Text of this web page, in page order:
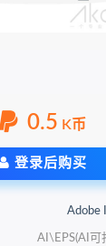
0.5 K币
登录后购买
Adobe
AI\EPS(AI可